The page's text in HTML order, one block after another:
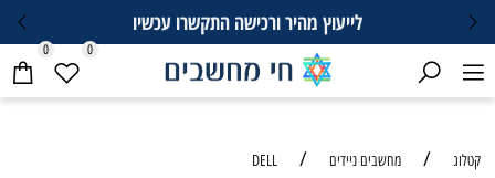
לייעוץ מהיר ורכישה התקשרו עכשיו
0 0
קטלוג / מחשבים ניידים /
DELL